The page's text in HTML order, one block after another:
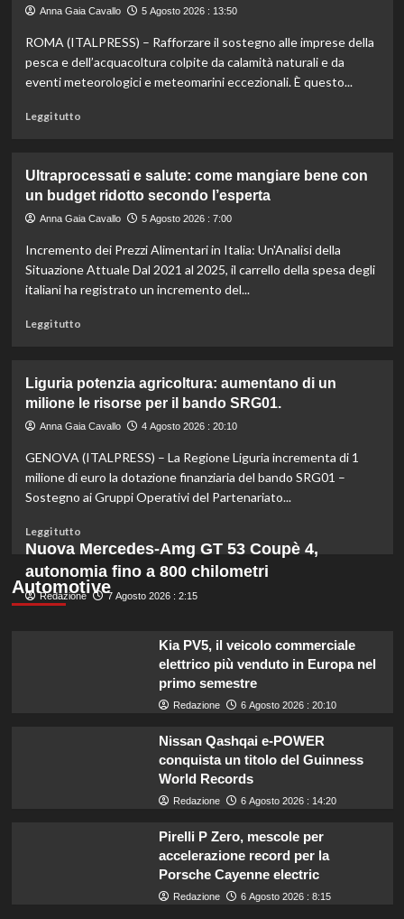
tua
il
menù
ideale
esperti.
Anna Gaia Cavallo 5 Agosto 2026 : 13:50
ROMA (ITALPRESS) – Rafforzare il sostegno alle imprese della
pesca e dell’acquacoltura colpite da calamità naturali e da
eventi meteorologici e meteomarini eccezionali. È questo...
Leggi tuttoLeggi
Fondo
di
solidarietà:
milioni
per
le
colpite
da
calamità.
Ultraprocessati e salute: come mangiare bene con
un budget ridotto secondo l’esperta
Anna Gaia Cavallo 5 Agosto 2026 : 7:00
Incremento dei Prezzi Alimentari in Italia: Un'Analisi della
Situazione Attuale Dal 2021 al 2025, il carrello della spesa degli
italiani ha registrato un incremento del...
Leggi tuttoLeggi
Ultraprocessati
e
salute:
mangiare
bene
con
ridotto
l’esperta
Liguria potenzia agricoltura: aumentano di un
milione le risorse per il bando SRG01.
Anna Gaia Cavallo 4 Agosto 2026 : 20:10
GENOVA (ITALPRESS) – La Regione Liguria incrementa di 1
milione di euro la dotazione finanziaria del bando SRG01 –
Sostegno ai Gruppi Operativi del Partenariato...
Leggi tuttoLeggi
di
più
su
Liguria
Automotive
Nuova Mercedes-Amg GT 53 Coupè 4,
autonomia fino a 800 chilometri
Redazione 7 Agosto 2026 : 2:15
Kia PV5, il veicolo commerciale
elettrico più venduto in Europa nel
primo semestre
Redazione 6 Agosto 2026 : 20:10
Nissan Qashqai e-POWER
conquista un titolo del Guinness
World Records
Redazione 6 Agosto 2026 : 14:20
Pirelli P Zero, mescole per
accelerazione record per la
Porsche Cayenne electric
Redazione 6 Agosto 2026 : 8:15